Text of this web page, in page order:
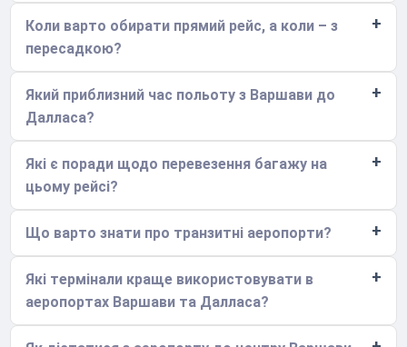
Коли варто обирати прямий рейс, а коли – з
пересадкою?
Який приблизний час польоту з Варшави до
Далласа?
Які є поради щодо перевезення багажу на
цьому рейсі?
Що варто знати про транзитні аеропорти?
Які термінали краще використовувати в
аеропортах Варшави та Далласа?